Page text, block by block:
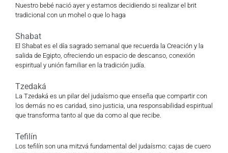
Nuestro bebé nació ayer y estamos decidiendo si realizar el brit
tradicional con un mohel o que lo haga
Shabat
El Shabat es el día sagrado semanal que recuerda la Creación y la
salida de Egipto, ofreciendo un espacio de descanso, conexión
espiritual y unión familiar en la tradición judía.
Tzedaká
La Tzedaká es un pilar del judaísmo que enseña que compartir con
los demás no es caridad, sino justicia, una responsabilidad espiritual
que transforma tanto al que da como al que recibe.
Tefilín
Los tefilín son una mitzvá fundamental del judaísmo: cajas de cuero